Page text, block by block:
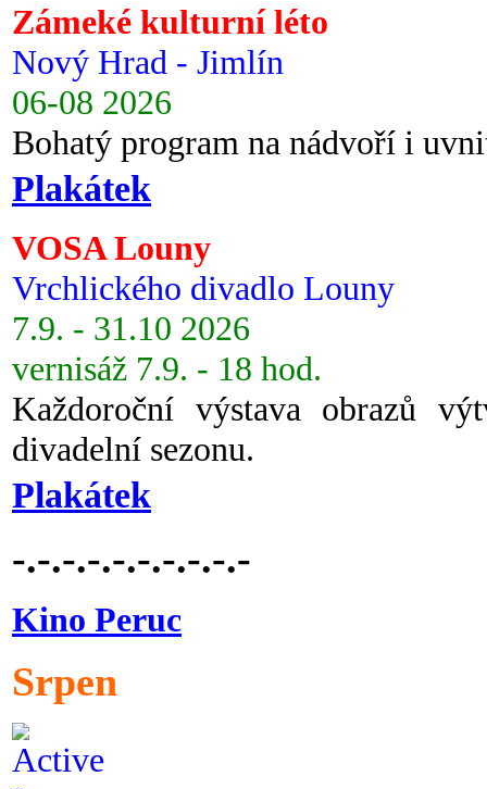
Zámeké kulturní léto
Nový Hrad - Jimlín
06-08 2026
Bohatý program na nádvoří i
Plakátek
VOSA Louny
Vrchlického divadlo Louny
7.9. - 31.10 2026
vernisáž 7.9. - 18 hod.
Každoroční výstava obrazů
divadelní sezonu.
Plakátek
-.-.-.-.-.-.-.-.-.-
Kino Peruc
Srpen